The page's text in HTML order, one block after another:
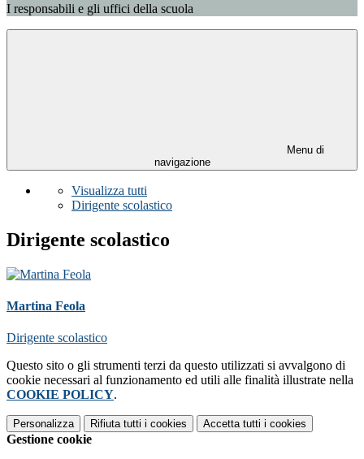
I responsabili e gli uffici della scuola
Menu di
navigazione
Visualizza tutti
Dirigente scolastico
Dirigente scolastico
Martina Feola
Dirigente scolastico
Questo sito o gli strumenti terzi da questo utilizzati si avvalgono di
cookie necessari al funzionamento ed utili alle finalità illustrate nella
COOKIE POLICY.
Personalizza Rifiuta tutti i cookies Accetta tutti i cookies
Gestione cookie